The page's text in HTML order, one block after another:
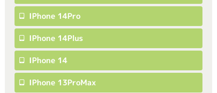
IPhone 14Pro
IPhone 14Plus
IPhone 14
IPhone 13ProMax